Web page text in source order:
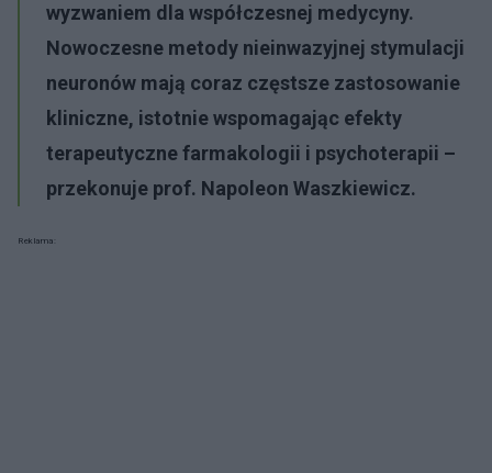
wyzwaniem dla współczesnej medycyny.
Nowoczesne metody nieinwazyjnej stymulacji
neuronów mają coraz częstsze zastosowanie
kliniczne, istotnie wspomagając efekty
terapeutyczne farmakologii i psychoterapii –
przekonuje prof. Napoleon Waszkiewicz.
Reklama: